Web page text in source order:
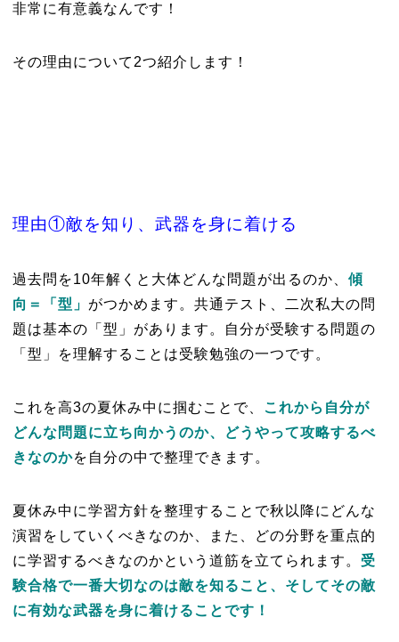
非常に有意義なんです！
その理由について2つ紹介します！
理由①敵を知り、武器を身に着ける
過去問を10年解くと大体どんな問題が出るのか、 傾
向＝「型」 がつかめます。共通テスト、二次私大の問
題は基本の「型」があります。自分が受験する問題の
「型」を理解することは受験勉強の一つです。
これを高3の夏休み中に掴むことで、 これから自分が
どんな問題に立ち向かうのか、どうやって攻略するべ
きなのかを自分の中で整理できます。
夏休み中に学習方針を整理することで秋以降にどんな
演習をしていくべきなのか、また、どの分野を重点的
に学習するべきなのかという道筋を立てられます。 受
験合格で一番大切なのは敵を知ること、そしてその敵
に有効な武器を身に着けることです！